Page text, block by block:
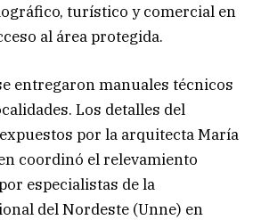
turístico y comercial en
al área protegida.
entregaron manuales técnicos
Los detalles del
por la arquitecta María
coordinó el relevamiento
especialistas de la
del Nordeste (Unne) en